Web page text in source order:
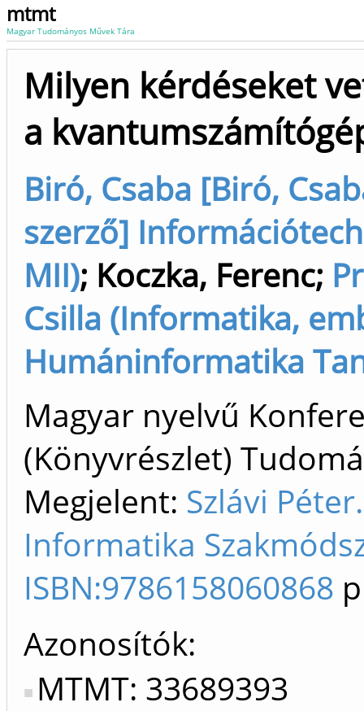
mtmt
Magyar Tudományos Művek Tára
Milyen kérdéseket
a
Biró, Csaba [Biró,
szerző]
MII); Koczka, Ferenc;
Csilla (Informatika,
Humáninformatika
Magyar nyelvű
(Könyvrészlet)
Megjelent: Szlávi
Informatika
ISBN:9786158060868
Azonosítók
MTMT: 33689393